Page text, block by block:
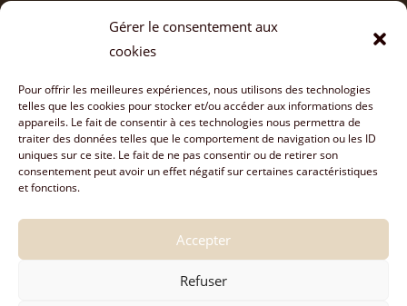
Gérer le consentement aux
cookies
Pour offrir les meilleures expériences, nous utilisons des technologies
telles que les cookies pour stocker et/ou accéder aux informations des
appareils. Le fait de consentir à ces technologies nous permettra de
traiter des données telles que le comportement de navigation ou les ID
uniques sur ce site. Le fait de ne pas consentir ou de retirer son
consentement peut avoir un effet négatif sur certaines caractéristiques
et fonctions.
Accepter
Refuser
Vous êtes professionnel·le
Des formations ancrées dans la pratique, pour enrichir votre accompagnement au quotidien.
Auxiliaire de puériculture
Doula & accompagnante périnatale
Assistante maternelle